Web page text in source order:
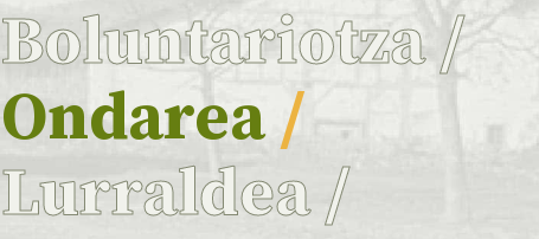
Boluntariotza/
Ondarea/
Lurraldea/